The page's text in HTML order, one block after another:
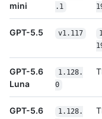
mini
.1
GPT-5.5 v1.117
GPT-5.6
Luna
1.128.
0
GPT-5.6
1.128.